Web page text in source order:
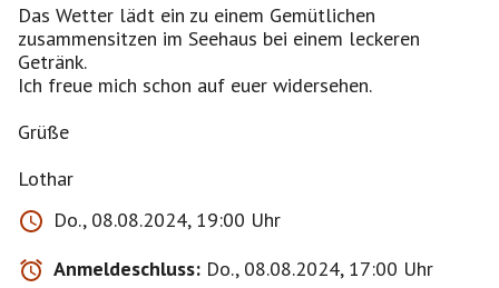
Das Wetter lädt ein zu einem Gemütlichen
zusammensitzen im Seehaus bei einem leckeren
Getränk.
Ich freue mich schon auf euer widersehen.
Grüße
Do., 08.08.2024, 19:00 Uhr
Anmeldeschluss: Do., 08.08.2024, 17:00 Uhr